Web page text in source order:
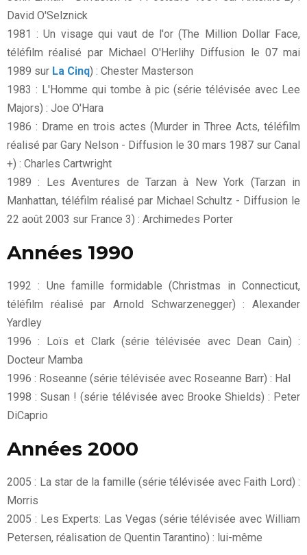
David O'Selznick
1981 : Un visage qui vaut de l'or (The Million Dollar Face,
téléfilm réalisé par Michael O'Herlihy Diffusion le 07 mai
1989 sur La Cinq) : Chester Masterson
1983 : L'Homme qui tombe à pic (série télévisée avec Lee
Majors) : Joe O'Hara
1986 : Drame en trois actes (Murder in Three Acts, téléfilm
réalisé par Gary Nelson - Diffusion le 30 mars 1987 sur Canal
+) : Charles Cartwright
1989 : Les Aventures de Tarzan à New York (Tarzan in
Manhattan, téléfilm réalisé par Michael Schultz - Diffusion le
22 août 2003 sur France 3) : Archimedes Porter
Années 1990
1992 : Une famille formidable (Christmas in Connecticut,
téléfilm réalisé par Arnold Schwarzenegger) : Alexander
Yardley
1996 : Loïs et Clark (série télévisée avec Dean Cain) :
Docteur Mamba
1996 : Roseanne (série télévisée avec Roseanne Barr) : Hal
1998 : Susan ! (série télévisée avec Brooke Shields) : Peter
DiCaprio
Années 2000
2005 : La star de la famille (série télévisée avec Faith Lord) :
Morris
2005 : Les Experts: Las Vegas (série télévisée avec William
Petersen, réalisation de Quentin Tarantino) : lui-même